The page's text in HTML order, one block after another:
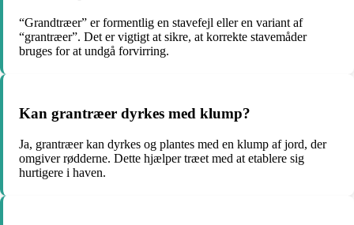
“Grandtræer” er formentlig en stavefejl eller en variant af
“grantræer”. Det er vigtigt at sikre, at korrekte stavemåder
bruges for at undgå forvirring.
Kan grantræer dyrkes med klump?
Ja, grantræer kan dyrkes og plantes med en klump af jord, der
omgiver rødderne. Dette hjælper træet med at etablere sig
hurtigere i haven.